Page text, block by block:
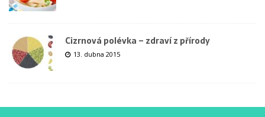
Cizrnová polévka – zdraví z přírody
13. dubna 2015